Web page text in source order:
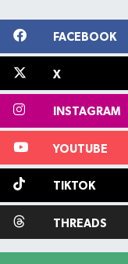
FACEBOOK
X
INSTAGRAM
YOUTUBE
TIKTOK
THREADS